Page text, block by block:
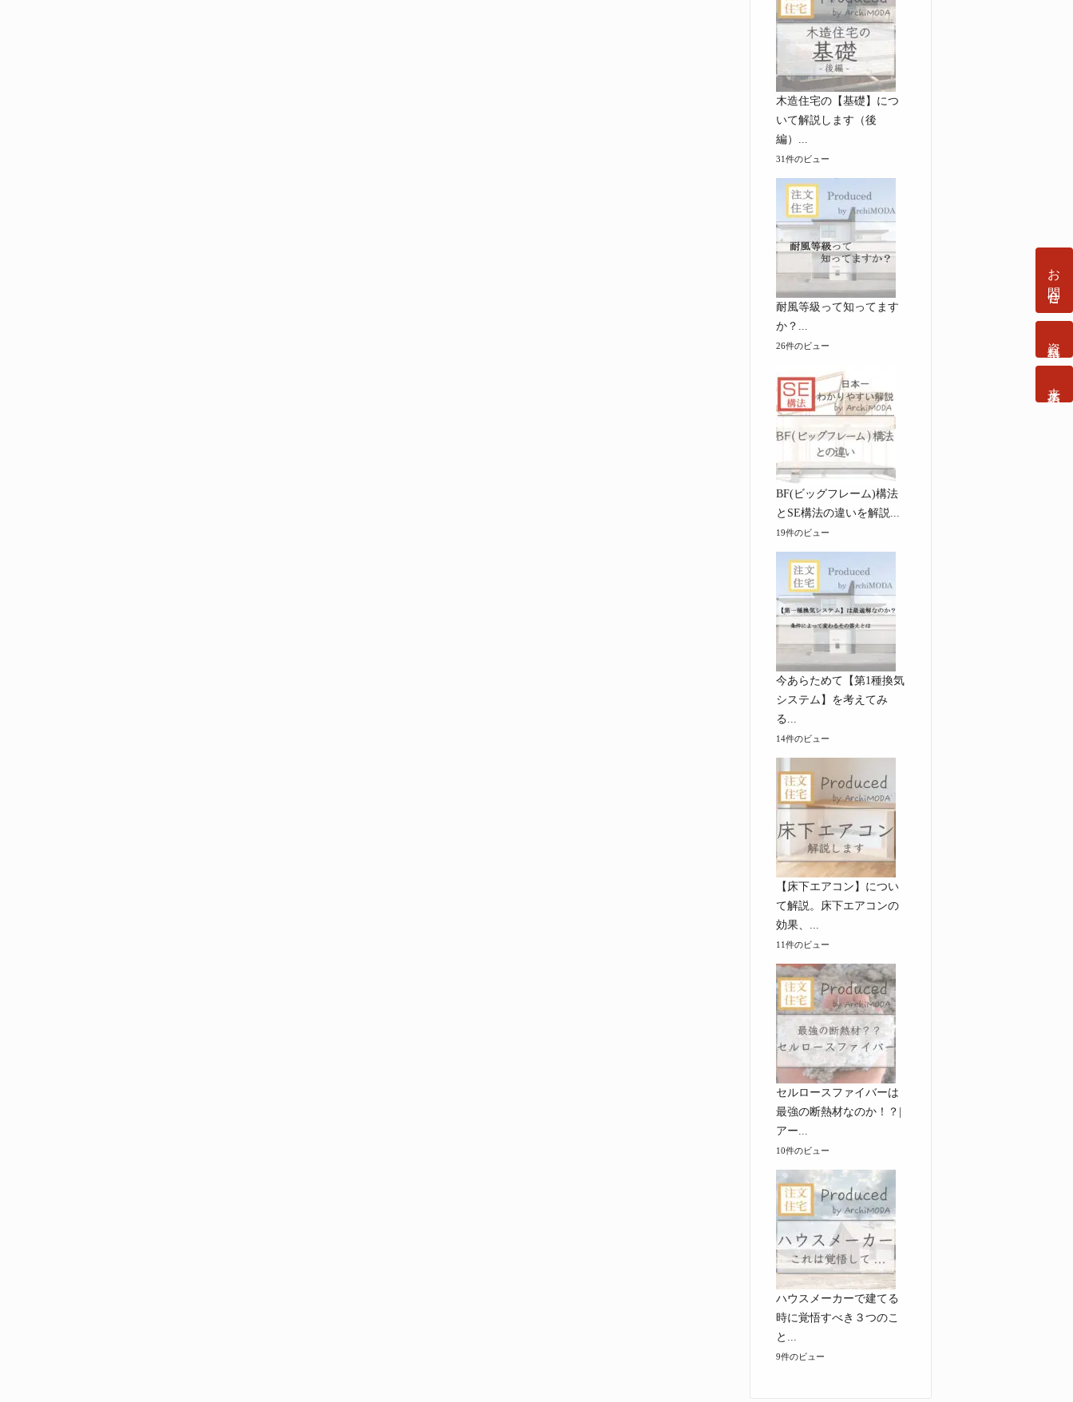
お問合せ
木造住宅の【基礎】につ
いて解説します（後
編）...
31件のビュー
耐風等級って知ってます
か？...
26件のビュー
BF(ビッグフレーム)構法
とSE構法の違いを解説...
19件のビュー
今あらためて【第1種換気
システム】を考えてみ
る...
14件のビュー
【床下エアコン】につい
て解説。床下エアコンの
効果、...
11件のビュー
セルロースファイバーは
最強の断熱材なのか！？|
アー...
10件のビュー
ハウスメーカーで建てる
時に覚悟すべき３つのこ
と...
9件のビュー